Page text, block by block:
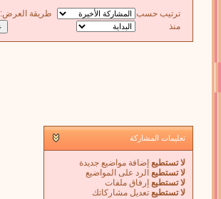
ترتيب حسب
طريقة العرض:
منذ
تعليمات المشاركة
لا تستطيع إضافة مواضيع جديدة
لا تستطيع الرد على المواضيع
لا تستطيع إرفاق ملفات
لا تستطيع تعديل مشاركاتك